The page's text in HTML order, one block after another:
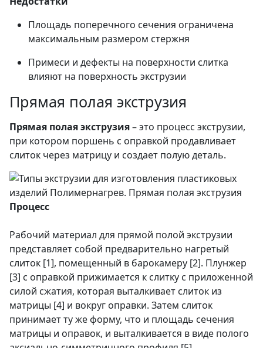
Площадь поперечного сечения ограничена
максимальным размером стержня
Примеси и дефекты на поверхности слитка
влияют на поверхность экструзии
Прямая полая экструзия
Прямая полая экструзия– это процесс экструзии,
при котором поршень с оправкой продавливает
слиток через матрицу и создает полую деталь.
Процесс
Рабочий материал для прямой полой экструзии
представляет собой предварительно нагретый
слиток [1], помещенный в барокамеру [2]. Плунжер
[3] с оправкой прижимается к слитку с приложенной
силой сжатия, которая выталкивает слиток из
матрицы [4] и вокруг оправки. Затем слиток
принимает ту же форму, что и площадь сечения
матрицы и оправок, и выталкивается в виде полого